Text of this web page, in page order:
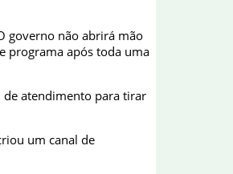
governo não abrirá mão
programa após toda uma
de atendimento para tirar
um canal de